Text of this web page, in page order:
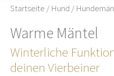
Startseite / Hund /
Warme Mäntel
Winterliche
deinen Vierbeiner